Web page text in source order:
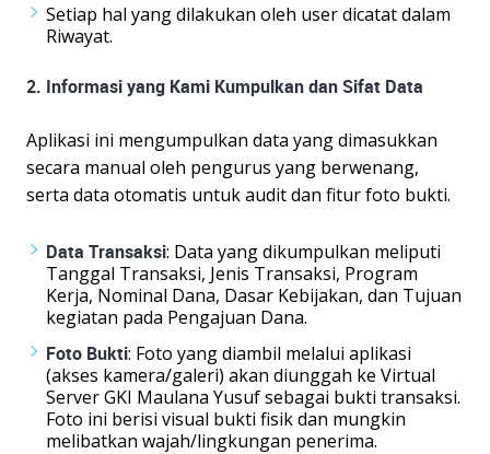
Setiap hal yang dilakukan oleh user dicatat dalam
Riwayat.
2. Informasi yang Kami Kumpulkan dan Sifat Data
Aplikasi ini mengumpulkan data yang dimasukkan
secara manual oleh pengurus yang berwenang,
serta data otomatis untuk audit dan fitur foto bukti.
Data Transaksi: Data yang dikumpulkan meliputi
Tanggal Transaksi, Jenis Transaksi, Program
Kerja, Nominal Dana, Dasar Kebijakan, dan Tujuan
kegiatan pada Pengajuan Dana.
Foto Bukti: Foto yang diambil melalui aplikasi
(akses kamera/galeri) akan diunggah ke Virtual
Server GKI Maulana Yusuf sebagai bukti transaksi.
Foto ini berisi visual bukti fisik dan mungkin
melibatkan wajah/lingkungan penerima.